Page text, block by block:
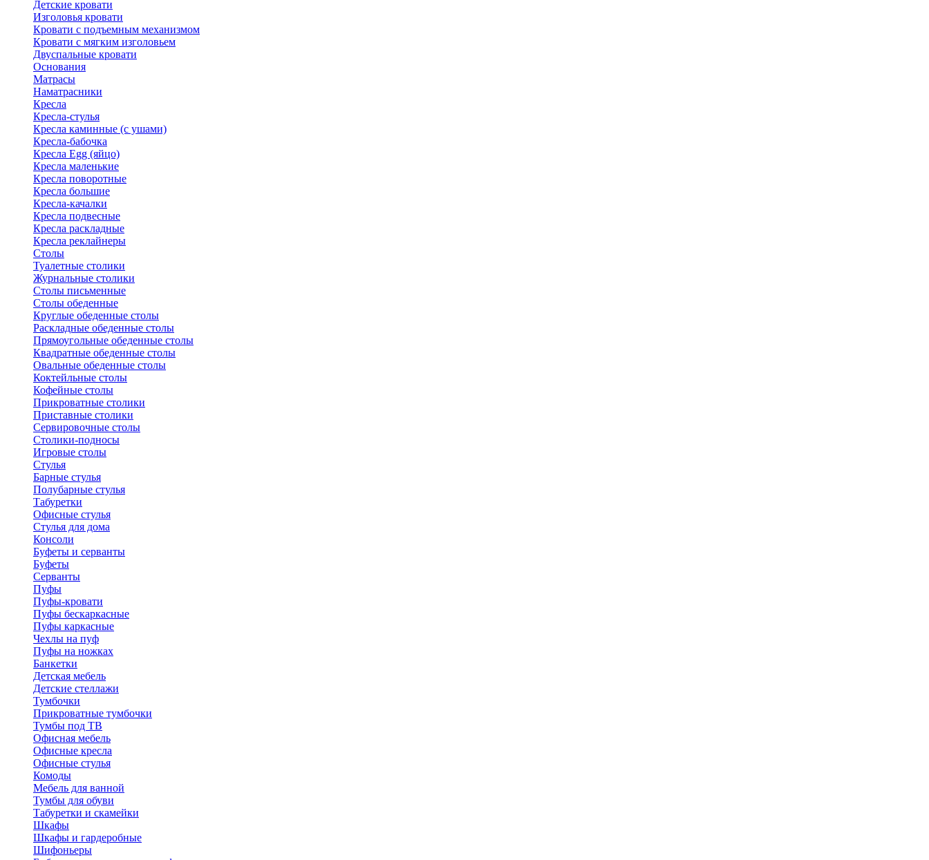
Детские кровати
Изголовья кровати
Кровати с подъемным механизмом
Кровати с мягким изголовьем
Двуспальные кровати
Основания
Матрасы
Наматрасники
Кресла
Кресла-стулья
Кресла каминные (с ушами)
Кресла-бабочка
Кресла Egg (яйцо)
Кресла маленькие
Кресла поворотные
Кресла большие
Кресла-качалки
Кресла подвесные
Кресла раскладные
Кресла реклайнеры
Столы
Туалетные столики
Журнальные столики
Столы письменные
Столы обеденные
Круглые обеденные столы
Раскладные обеденные столы
Прямоугольные обеденные столы
Квадратные обеденные столы
Овальные обеденные столы
Коктейльные столы
Кофейные столы
Прикроватные столики
Приставные столики
Сервировочные столы
Столики-подносы
Игровые столы
Стулья
Барные стулья
Полубарные стулья
Табуретки
Офисные стулья
Стулья для дома
Консоли
Буфеты и серванты
Буфеты
Серванты
Пуфы
Пуфы-кровати
Пуфы бескаркасные
Пуфы каркасные
Чехлы на пуф
Пуфы на ножках
Банкетки
Детская мебель
Детские стеллажи
Тумбочки
Прикроватные тумбочки
Тумбы под ТВ
Офисная мебель
Офисные кресла
Офисные стулья
Комоды
Мебель для ванной
Тумбы для обуви
Табуретки и скамейки
Шкафы
Шкафы и гардеробные
Шифоньеры